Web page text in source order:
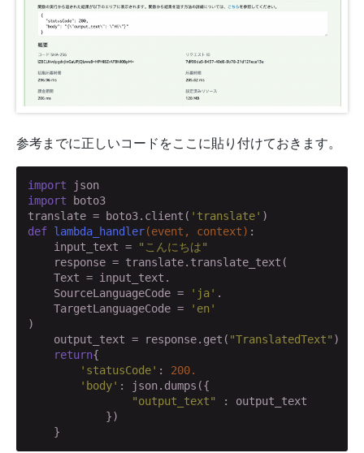
参考までに正しいコードをここに貼り付けておきます。
import
json
import boto3
translate = boto3.client( 'translate'
def lambda_handler(event, context) :
    input_text =
"こんにちは"
    response = translate.translate_text(
    Text = input_text.
    SourceLanguageCode =
'ja' .
    TargetLanguageCode =
'en'
)
    output_text = response.get(
"TranslatedText" )
return{
'statusCode' : 200.
'body' : json.dumps({
"output_text" : output_text
            })
    }